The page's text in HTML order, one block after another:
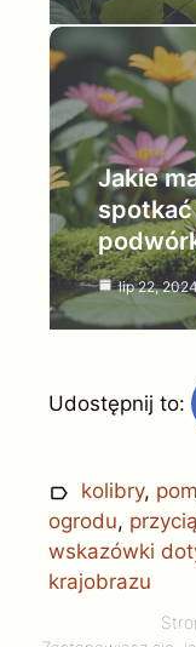
Jakie
spotkać
lip 22,
Udostępnij to:
kolibry,
ogrodu,
wskazówki
krajobrazu